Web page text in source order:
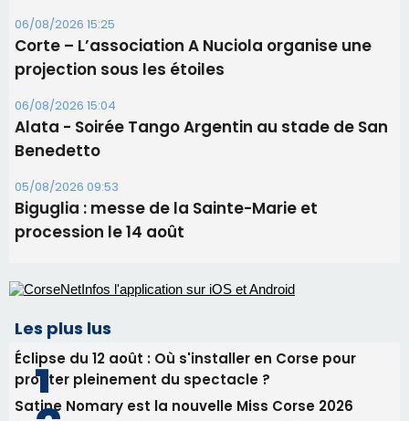
06/08/2026 15:25
Corte – L’association A Nuciola organise une
projection sous les étoiles
06/08/2026 15:04
Alata - Soirée Tango Argentin au stade de San
Benedetto
05/08/2026 09:53
Biguglia : messe de la Sainte-Marie et
procession le 14 août
Les plus lus
Éclipse du 12 août : Où s'installer en Corse pour
profiter pleinement du spectacle ?
Satine Nomary est la nouvelle Miss Corse 2026